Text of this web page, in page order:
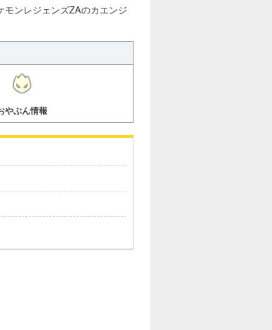
ンレジェンズZAのカエンジ
やぶん情報